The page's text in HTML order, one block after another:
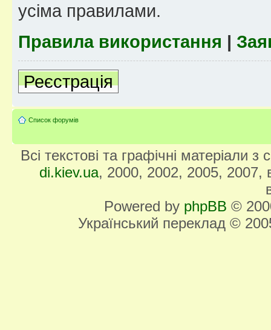
усіма правилами.
Правила використання |
Реєстрація
Список форумів
Всі текстові та графічні матеріали
di.kiev.ua, 2000, 2002, 2005, 2007,
Powered by phpBB ©
Український переклад ©